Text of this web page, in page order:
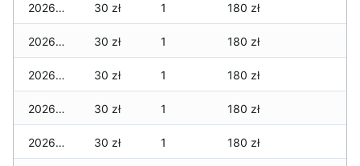
2026-01-28 30 zł 1 180 zł
2026-01-27 30 zł 1 180 zł
2026-01-26 30 zł 1 180 zł
2026-01-25 30 zł 1 180 zł
2026-01-24 30 zł 1 180 zł